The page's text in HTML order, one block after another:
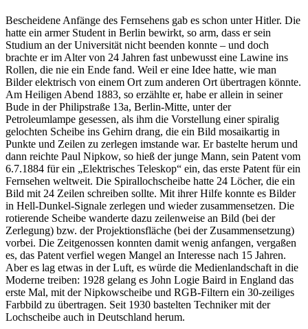
Bescheidene Anfänge des Fernsehens gab es schon unter Hitler. Die
hatte ein armer Student in Berlin bewirkt, so arm, dass er sein
Studium an der Universität nicht beenden konnte – und doch
brachte er im Alter von 24 Jahren fast unbewusst eine Lawine ins
Rollen, die nie ein Ende fand. Weil er eine Idee hatte, wie man
Bilder elektrisch von einem Ort zum anderen Ort übertragen könnte.
Am Heiligen Abend 1883, so erzählte er, habe er allein in seiner
Bude in der Philipstraße 13a, Berlin-Mitte, unter der
Petroleumlampe gesessen, als ihm die Vorstellung einer spiralig
gelochten Scheibe ins Gehirn drang, die ein Bild mosaikartig in
Punkte und Zeilen zu zerlegen imstande war. Er bastelte herum und
dann reichte Paul Nipkow, so hieß der junge Mann, sein Patent vom
6.7.1884 für ein
Elektrisches Teleskop
ein, das erste Patent für ein
Fernsehen weltweit. Die Spirallochscheibe hatte 24 Löcher, die ein
Bild mit 24 Zeilen schreiben sollte. Mit ihrer Hilfe konnte es Bilder
in Hell-Dunkel-Signale zerlegen und wieder zusammensetzen. Die
rotierende Scheibe wanderte dazu zeilenweise an Bild (bei der
Zerlegung) bzw. der Projektionsfläche (bei der Zusammensetzung)
vorbei. Die Zeitgenossen konnten damit wenig anfangen, vergaßen
es, das Patent verfiel wegen Mangel an Interesse nach 15 Jahren.
Aber es lag etwas in der Luft, es würde die Medienlandschaft in die
Moderne treiben: 1928 gelang es John Logie Baird in England das
erste Mal, mit der Nipkowscheibe und RGB-Filtern ein 30-zeiliges
Farbbild zu übertragen. Seit 1930 bastelten Techniker mit der
Lochscheibe auch in Deutschland herum.